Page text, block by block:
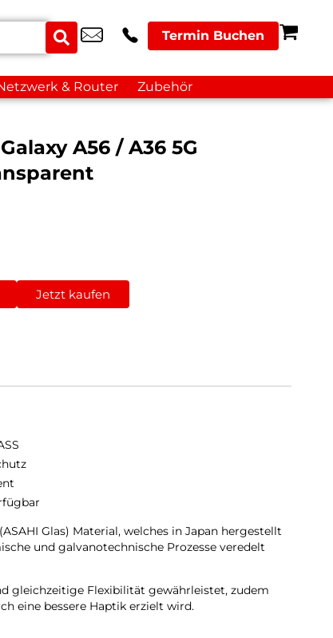
Termin Buchen
& Router Zubehör
A56 / A36 5G
Jetzt kaufen
Glas) Material, welches in Japan hergestellt
und galvanotechnische Prozesse veredelt
gleichzeitige Flexibilität gewährleistet, zudem
eine bessere Haptik erzielt wird.